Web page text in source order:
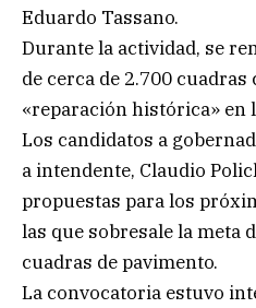
Eduardo Tassano.
Durante la actividad, se
de cerca de 2.700
«reparación histórica» en
Los candidatos a
a intendente, Claudio
propuestas para los
las que sobresale la meta
cuadras de pavimento.
La convocatoria estuvo